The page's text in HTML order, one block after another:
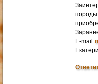
породы
E-mail: